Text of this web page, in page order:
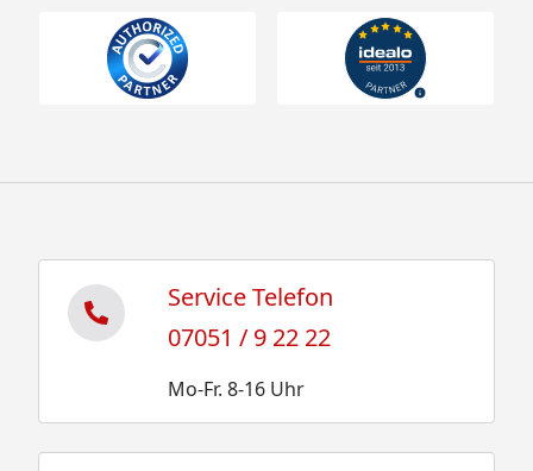
Service Telefon
07051 / 9 22 22
Mo-Fr. 8-16 Uhr